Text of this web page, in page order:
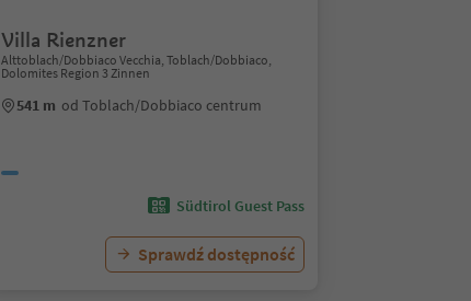
Villa Rienzner
Alttoblach/Dobbiaco Vecchia, Toblach/Dobbiaco,
Dolomites Region 3 Zinnen
541 m od Toblach/Dobbiaco centrum
Südtirol Guest Pass
Sprawdź dostępność